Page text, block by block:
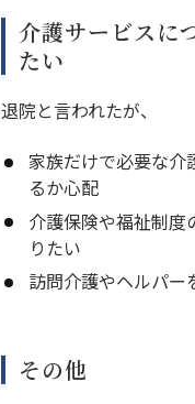
介護サービスに
たい
退院と言われたが、
家族だけで必要な介
るか心配
介護保険や福祉制度
りたい
訪問介護やヘルパー
その他